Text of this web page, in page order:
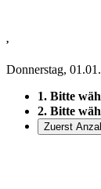
,
Donnerstag,
1. Bitte
2. Bitte
Zuerst